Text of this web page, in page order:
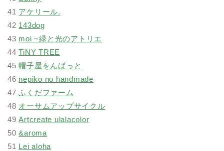
41 アケリール.
42 143dog
43 moi ~緑と光のアトリエ
44TiNY TREE
45帽子屋をんばっと
46 nepiko no handmade
47ふくだファーム
48 オーサムアップサイクル
49Artcreate ulalacolor
50&aroma
51 Lei aloha